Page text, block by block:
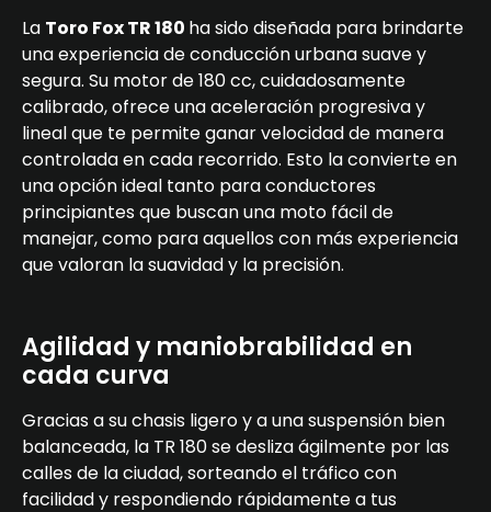
La Toro Fox TR 180 ha sido diseñada para brindarte
una experiencia de conducción urbana suave y
segura. Su motor de 180 cc, cuidadosamente
calibrado, ofrece una aceleración progresiva y
lineal que te permite ganar velocidad de manera
controlada en cada recorrido. Esto la convierte en
una opción ideal tanto para conductores
principiantes que buscan una moto fácil de
manejar, como para aquellos con más experiencia
que valoran la suavidad y la precisión.
Agilidad y maniobrabilidad en
cada curva
Gracias a su chasis ligero y a una suspensión bien
balanceada, la TR 180 se desliza ágilmente por las
calles de la ciudad, sorteando el tráfico con
facilidad y respondiendo rápidamente a tus